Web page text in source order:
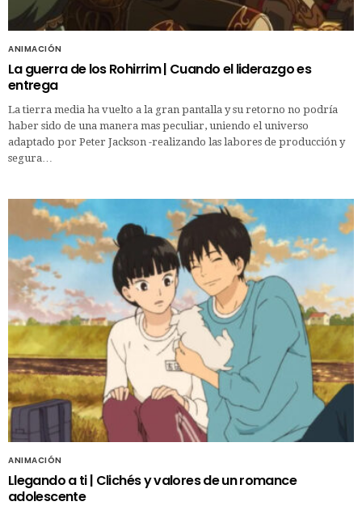
ANIMACIÓN
La guerra de los Rohirrim | Cuando el liderazgo es
entrega
La tierra media ha vuelto a la gran pantalla y su retorno no podría
haber sido de una manera mas peculiar, uniendo el universo
adaptado por Peter Jackson -realizando las labores de producción y
segura…
ANIMACIÓN
Llegando a ti | Clichés y valores de un romance
adolescente